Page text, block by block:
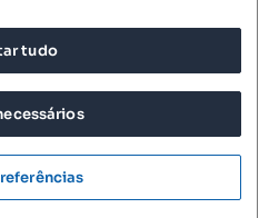
OLX Portugal, S.A.
UTILIZAÇÃO
PRIVACIDADE
DE PRIVACIDADE
tudo